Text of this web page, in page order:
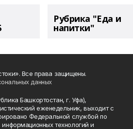
Рубрика "Еда и
напитки"
Все права защищены.
данных
Башкортостан, г. Уфа),
еженедельник, выходит с
Федеральной службой по
технологий и